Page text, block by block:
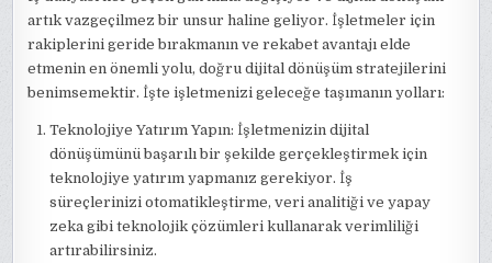
artık vazgeçilmez bir unsur haline geliyor. İşletmeler için
rakiplerini geride bırakmanın ve rekabet avantajı elde
etmenin en önemli yolu, doğru dijital dönüşüm stratejilerini
benimsemektir. İşte işletmenizi geleceğe taşımanın yolları:
Teknolojiye Yatırım Yapın: İşletmenizin dijital
dönüşümünü başarılı bir şekilde gerçekleştirmek için
teknolojiye yatırım yapmanız gerekiyor. İş
süreçlerinizi otomatikleştirme, veri analitiği ve yapay
zeka gibi teknolojik çözümleri kullanarak verimliliği
artırabilirsiniz.